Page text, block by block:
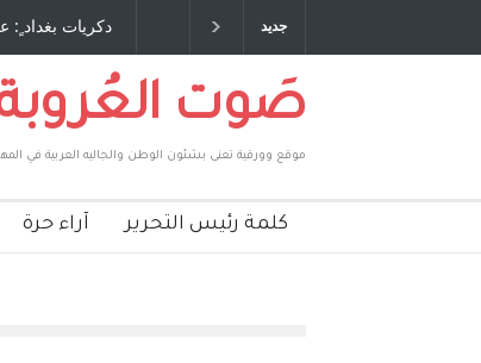
جديد دكريات بغداد ٍ: طاحنة كتب وترافع فيها بنفسه مرة اخرى.. الشيخ
صاغرون،
صَوت
موقع وورقية تعنى بشئون الوطن والجاليه العربية في
كلمة رئيس التحرير آراء حرة